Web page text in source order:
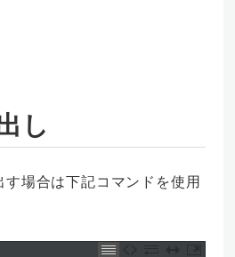
し
場合は下記コマンドを使用